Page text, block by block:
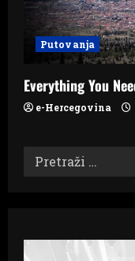
Putovanja
Everything You
e-Hercegovina
Pretraži: